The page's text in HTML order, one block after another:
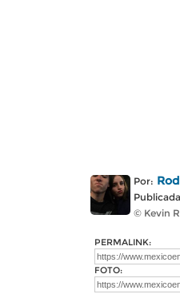
Por:
© Kevin
PERMALINK:
FOTO: